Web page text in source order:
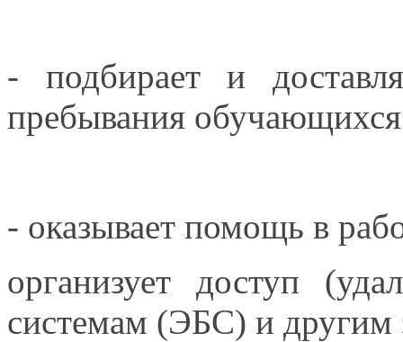
- подбираети
пребывания
- оказывает помощь в
организует доступ
системам (ЭБС) и другим